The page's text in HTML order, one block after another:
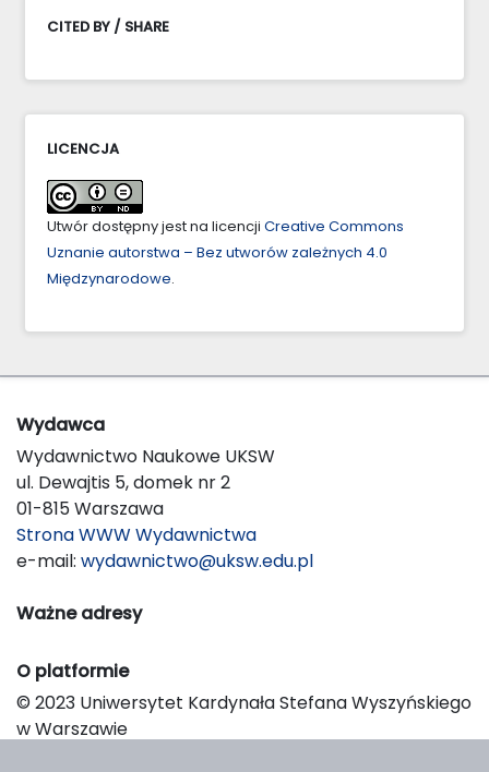
CITED BY / SHARE
LICENCJA
Utwór dostępny jest na licencji Creative Commons
Uznanie autorstwa – Bez utworów zależnych 4.0
Międzynarodowe.
Wydawca
Wydawnictwo Naukowe UKSW
ul. Dewajtis 5, domek nr 2
01-815 Warszawa
Strona WWW Wydawnictwa
e-mail: wydawnictwo@uksw.edu.pl
Ważne adresy
O platformie
© 2023 Uniwersytet Kardynała Stefana Wyszyńskiego
w Warszawie